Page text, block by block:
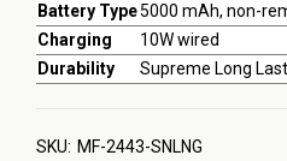
Battery Type5000 mAh, non-
Charging
10W wired
Durability
Supreme Long
SKU: MF-2443-SNLNG